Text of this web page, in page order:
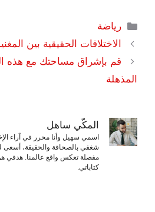
التصنيفات
رياضة
الاختلافات الحقيقية بين
قم بإشراق مساحتك مع هذه
المذهلة
المكّي ساهل
اسمي سهيل وأنا محرر في آراء
شغفي بالصحافة والحقيقة، أسعى
مفصلة تعكس واقع عالمنا. هدفي هو
كتاباتي.